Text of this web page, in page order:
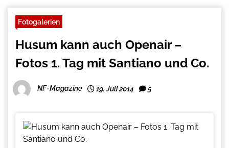
Fotogalerien
Husum kann auch Openair –
Fotos 1. Tag mit Santiano und Co.
NF-Magazine 19. Juli 2014 5